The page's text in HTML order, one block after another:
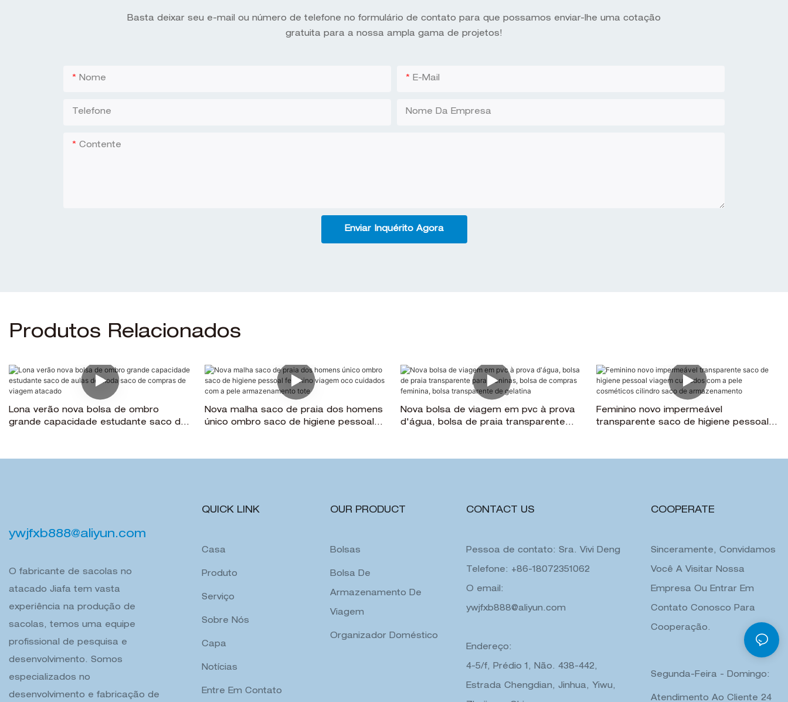
Basta deixar seu e-mail ou número de telefone no formulário de contato para que possamos enviar-lhe uma cotação
gratuita para a nossa ampla gama de projetos!
Nome E-Mail
Telefone Nome Da Empresa
Contente
Enviar Inquérito Agora
Produtos Relacionados
Lona verão nova bolsa de ombro
grande capacidade estudante saco de
Nova malha saco de praia dos homens
único ombro saco de higiene pessoal
Nova bolsa de viagem em pvc à prova
d'água, bolsa de praia transparente
gelatina
Feminino novo impermeável
transparente saco de higiene pessoal
armazenamento
ywjfxb888@aliyun.com
O fabricante de sacolas no
atacado Jiafa tem vasta
experiência na produção de
sacolas, temos uma equipe
profissional de pesquisa e
desenvolvimento. Somos
especializados no
desenvolvimento e fabricação de
QUICK LINK
Casa
Produto
Serviço
Sobre Nós
Capa
Notícias
Entre Em Contato
OUR PRODUCT
Bolsas
Bolsa De
Armazenamento De
Viagem
Organizador Doméstico
CONTACT US
Pessoa de contato: Sra. Vivi Deng
Telefone: +86-18072351062
O email:
ywjfxb888@aliyun.com
Endereço:
4-5/f, Prédio 1, Não. 438-442,
Estrada Chengdian, Jinhua, Yiwu,
COOPERATE
Sinceramente, Convidamos
Você A Visitar Nossa
Empresa Ou Entrar Em
Contato Conosco Para
Cooperação.
Segunda-Feira - Domingo:
Atendimento Ao Cliente 24